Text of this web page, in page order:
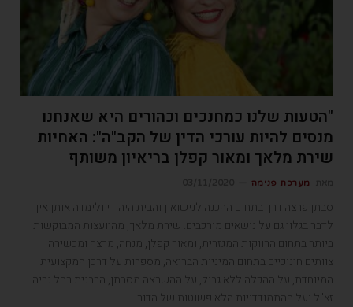
"הטעות שלנו כמחנכים וכהורים היא שאנחנו
מנסים להיות עורכי הדין של הקב"ה": האחיות
שירת מלאך ומאור קפלן בריאיון משותף
מערכת פנימה
סבתן פרצה דרך בתחום ההכנה לנישואין והבית היהודי ולימדה אותן איך
לדבר בגלוי גם על נושאים מורכבים. שירת מלאך, מהיועצות המבוקשות
ביותר בתחום הרווקות המגזרית, ומאור קפלן, מנחה, מרצה ומכשירה
צוותים חינוכיים בתחום המיניות הבריאה, מספרות על דרכן המקצועית
המיוחדת, על ההכלה ללא גבול, על ההשראה מסבתן, הרבנית רחל נריה
זצ"ל ועל ההתמודדויות הלא פשוטות של הדור